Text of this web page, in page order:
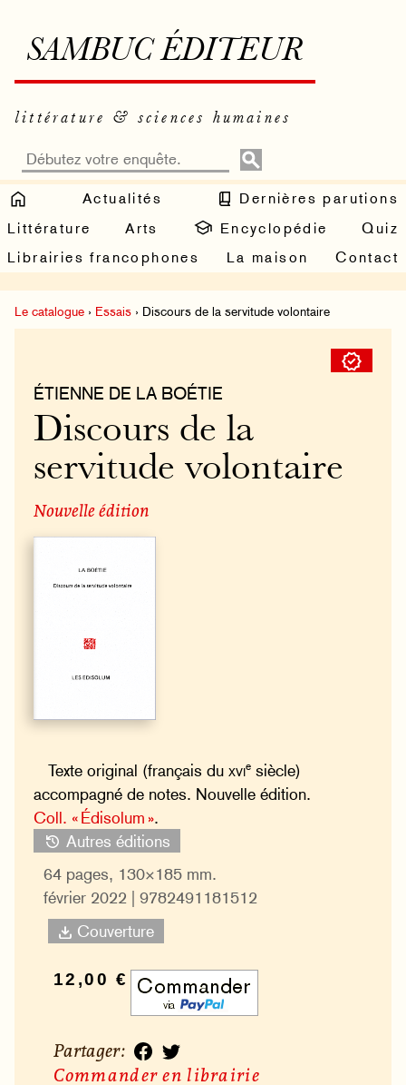
SAMBUC ÉDITEUR
littérature & sciences humaines
Actualités
Dernières parutions
Littérature
Arts Encyclopédie
Quiz
Librairies francophones
La maison Contact
Le catalogue › Essais › Discours de la servitude volontaire
ÉTIENNE DE LA BOÉTIE
Discours de la
servitude volontaire
Nouvelle édition
Texte original (français duxvie siècle)
accompagné de notes. Nouvelle édition.
Coll. « Édisolum ».
Autres éditions
64 pages, 130×185 mm.
février 2022 | 9782491181512
Couverture
12,00 €
Partager :
Commander en librairie